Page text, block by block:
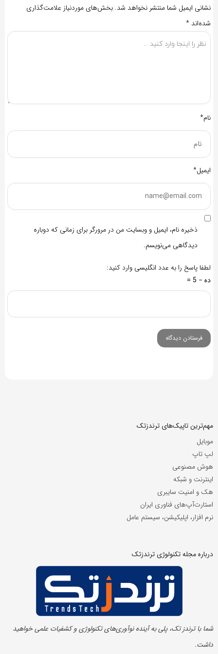
نشانی ایمیل شما منتشر نخواهد شد. بخش‌های موردنیاز علامت‌گذاری
شده‌اند *
نام*
ایمیل*
ذخیره نام، ایمیل و وبسایت من در مرورگر برای زمانی که دوباره
دیدگاهی می‌نویسم.
لطفا پاسخ را به عدد انگلیسی وارد کنید:
ده − 5 =
مهم‌ترین تاپیک‌های ترندزتک
موبایل
لپ تاپ
هوش مصنوعی
اینترنت و شبکه
هک و امنیت سایبری
استارت‌آپ‌های فناوری ایران
نرم افزار، اپلیکیشن، سیستم عامل
درباره مجله تکنولوژی ترندزتک
شما با ترندز تک، پلی به آینده‌ نوآوری‌های تکنولوژی و کشفیات علمی خواهید
داشت.